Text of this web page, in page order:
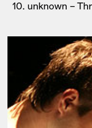
10. unknown –